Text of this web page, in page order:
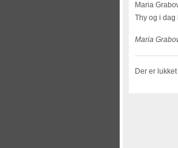
Maria
Thy og i dag
Maria
Der er